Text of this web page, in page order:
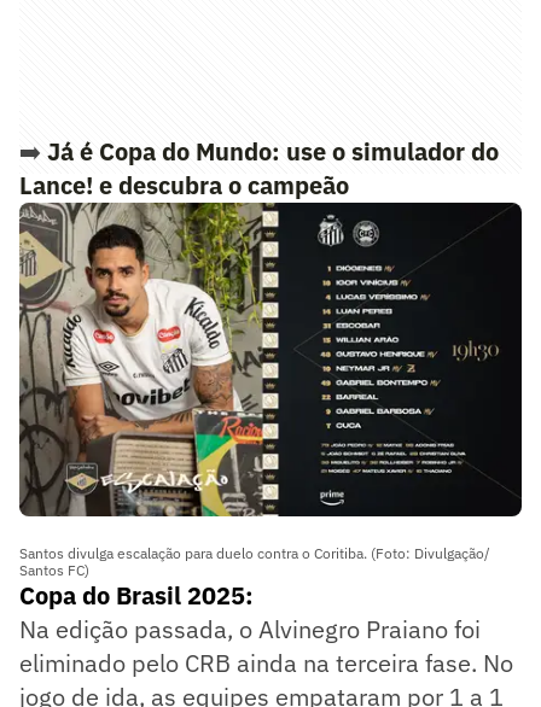
➡️ Já é Copa do Mundo: use o simulador do
Lance! e descubra o campeão
Santos divulga escalação para duelo contra o Coritiba. (Foto: Divulgação/
Santos FC)
Copa do Brasil 2025:
Na edição passada, o Alvinegro Praiano foi
eliminado pelo CRB ainda na terceira fase. No
jogo de ida, as equipes empataram por 1 a 1